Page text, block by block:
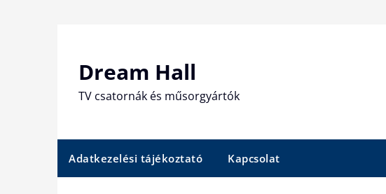
Dream Hall
TV csatornák és műsorgyártók
Adatkezelési tájékoztató Kapcsolat